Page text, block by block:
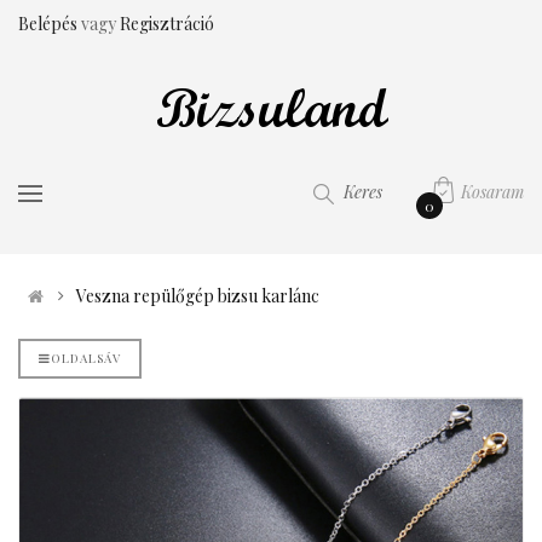
Belépés vagyRegisztráció
Kosaram
0
Keres
Veszna repülőgép bizsu karlánc
OLDALSÁV